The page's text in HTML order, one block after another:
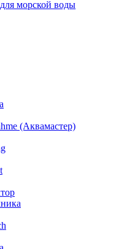
морской воды
(Аквамастер)